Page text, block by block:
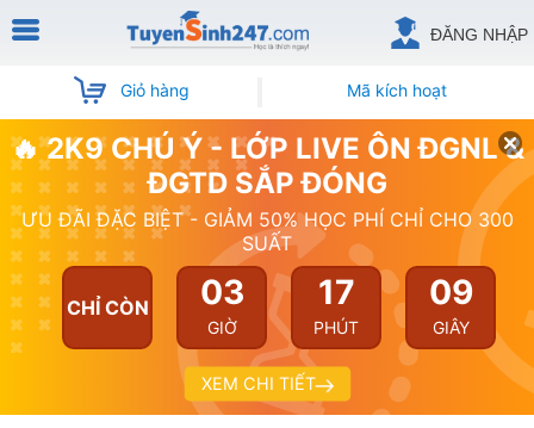
ĐĂNG NHẬP
Giỏ hàng Mã kích hoạt
🔥 2K9 CHÚ Ý - LỚP LIVE ÔN ĐGNL &
ĐGTD SẮP ĐÓNG
ƯU ĐÃI ĐẶC BIỆT - GIẢM 50% HỌC PHÍ CHỈ CHO 300
SUẤT
CHỈ CÒN 03
GIỜ
17
PHÚT
09
GIÂY
XEM CHI TIẾT